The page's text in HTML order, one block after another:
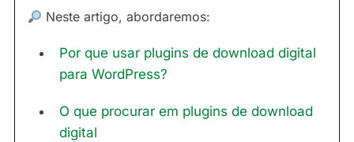
Neste artigo, abordaremos:
Por que usar plugins de download digital
para WordPress?
O que procurar em plugins de download
digital